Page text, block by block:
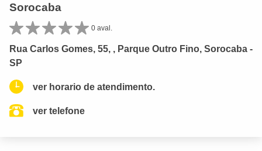
Sorocaba
0 aval.
Rua Carlos Gomes, 55, , Parque Outro Fino, Sorocaba -
SP
ver horario de atendimento.
ver telefone